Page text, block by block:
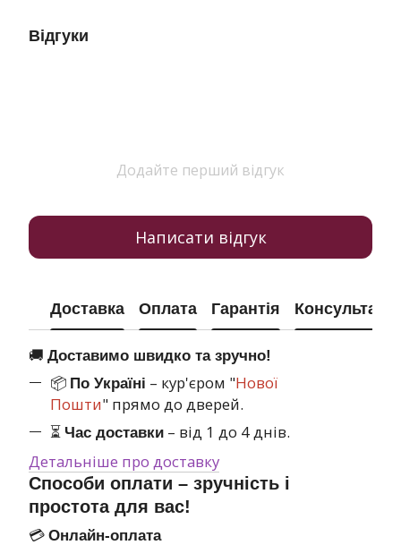
Відгуки
Додайте перший відгук
Написати відгук
Доставка Оплата Гарантія Консультація
🚚 Доставимо швидко та зручно!
📦 По Україні – кур'єром "Нової
Пошти" прямо до дверей.
⏳ Час доставки – від 1 до 4 днів.
Детальніше про доставку
Способи оплати – зручність і
простота для вас!
💳 Онлайн-оплата